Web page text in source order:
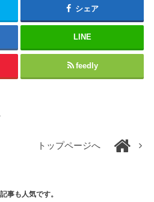
シェア
LINE
feedly
トップページへ
事も人気です。